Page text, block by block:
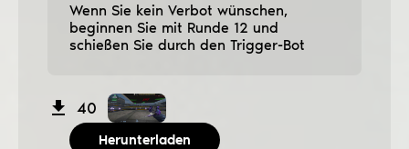
Wenn Sie kein Verbot wünschen,
beginnen Sie mit Runde 12 und
schießen Sie durch den Trigger-Bot
40
Herunterladen